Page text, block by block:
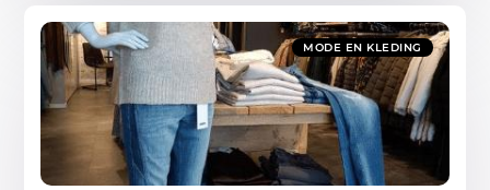
MODE EN KLEDING